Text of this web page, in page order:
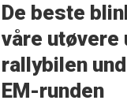
De beste
våre utøvere
rallybilen
EM-runden